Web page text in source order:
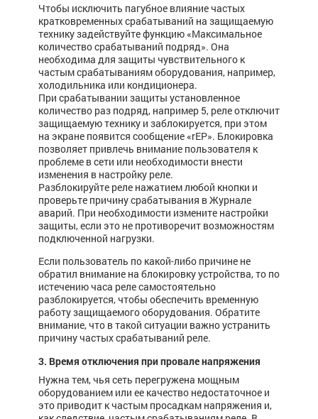
Чтобы исключить пагубное влияние частых
кратковременных срабатываний на защищаемую
технику задействуйте функцию «Максимальное
количество срабатываний подряд». Она
необходима для защиты чувствительного к
частым срабатываниям оборудования, например,
холодильника или кондиционера.
При срабатывании защиты установленное
количество раз подряд, например 5, реле отключит
защищаемую технику и заблокируется, при этом
на экране появится сообщение «rEP». Блокировка
позволяет привлечь внимание пользователя к
проблеме в сети или необходимости внести
изменения в настройку реле.
Разблокируйте реле нажатием любой кнопки и
проверьте причину срабатывания в Журнале
аварий. При необходимости измените настройки
защиты, если это не противоречит возможностям
подключенной нагрузки.
Если пользователь по какой-либо причине не
обратил внимание на блокировку устройства, то по
истечению часа реле самостоятельно
разблокируется, чтобы обеспечить временную
работу защищаемого оборудования. Обратите
внимание, что в такой ситуации важно устранить
причину частых срабатываний реле.
3. Время отключения при провале напряжения
Нужна тем, чья сеть перегружена мощным
оборудованием или ее качество недостаточное и
это приводит к частым просадкам напряжения и,